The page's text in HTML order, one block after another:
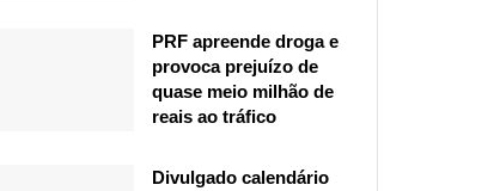
PRF apreende droga e
provoca prejuízo de
quase meio milhão de
reais ao tráfico
Divulgado calendário